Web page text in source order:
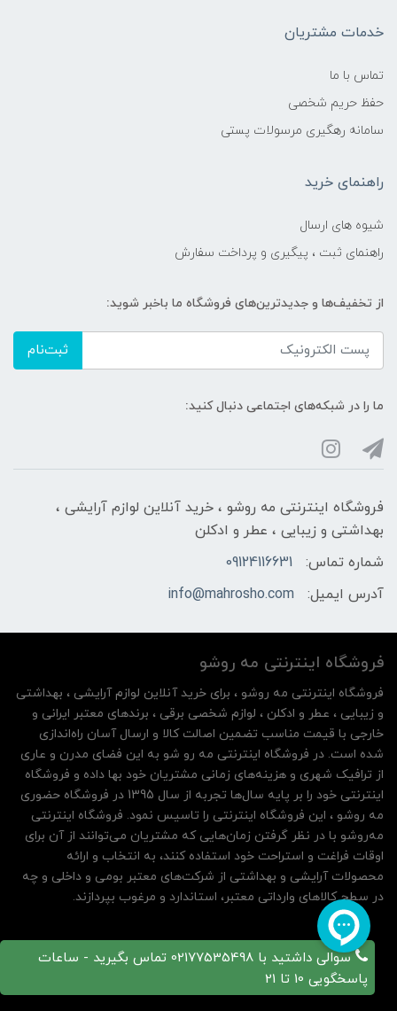
خدمات مشتریان
تماس با ما
حفظ حریم شخصی
سامانه رهگیری مرسولات پستی
راهنمای خرید
شیوه های ارسال
راهنمای ثبت ، پیگیری و پرداخت سفارش
از تخفیف‌ها و جدیدترین‌های فروشگاه ما باخبر شوید:
ثبت‌نام
ما را در شبکه‌های اجتماعی دنبال کنید:
فروشگاه اینترنتی مه‌ رو‌شو ، خرید آنلاین لوازم آرایشی ،
بهداشتی و زیبایی ، عطر و ادکلن
شماره تماس:
09124116631
آدرس ایمیل:
info@mahrosho.com
سوالی داشتید با 02177535498 تماس بگیرید - ساعات
پاسخگویی 10 تا 21
فروشگاه اینترنتی مه‌ رو‌شو
فروشگاه اینترنتی مه‌ رو‌شو ، برای خرید آنلاین لوازم آرایشی ، بهداشتی
و زیبایی ، عطر و ادکلن ، لوازم شخصی برقی ، برندهای معتبر ایرانی و
خارجی با قیمت مناسب تضمین اصالت کالا و ارسال آسان راه‌اندازی
شده است. در فروشگاه اینترنتی مه رو شو به این فضای مدرن و عاری
از ترافیک شهری و هزینه‌های زمانی مشتریان خود بها داده و فروشگاه
اینترنتی خود را بر پایه سال‌ها تجربه از سال 1395 در فروشگاه حضوری
مه روشو ، این فروشگاه اینترنتی را تاسیس نمود. فروشگاه اینترنتی
مه‌رو‌شو با در نظر گرفتن زمان‌هایی که مشتریان می‌توانند از آن‌ برای
اوقات فراغت و استراحت خود استفاده کنند، به انتخاب و ارائه
محصولات آرایشی و بهداشتی از شرکت‌های معتبر بومی و داخلی و چه
در سطح کالاهای وارداتی معتبر، استاندارد و مرغوب بپردازند.